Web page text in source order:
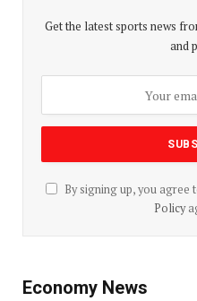
Get the latest sports news
and
By signing up, you agree
Policy
Economy News